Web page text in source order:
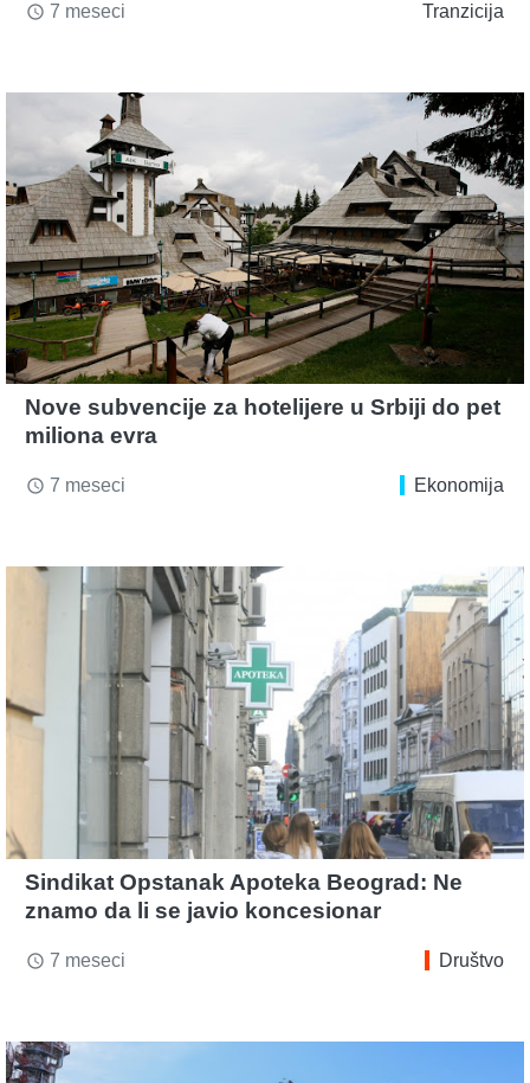
access_time 7 meseci Tranzicija
Nove subvencije za hotelijere u Srbiji do pet
miliona evra
access_time 7 meseci Ekonomija
Sindikat Opstanak Apoteka Beograd: Ne
znamo da li se javio koncesionar
access_time 7 meseci Društvo